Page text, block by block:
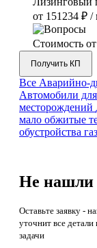
от 151234 ₽ /
Стоимость от
Получить КП
Все Аварийно-
Автомобили для
месторождений
мало обжитые
обустройства
Не нашли
Оставьте заявку -
уточнит все
задачи